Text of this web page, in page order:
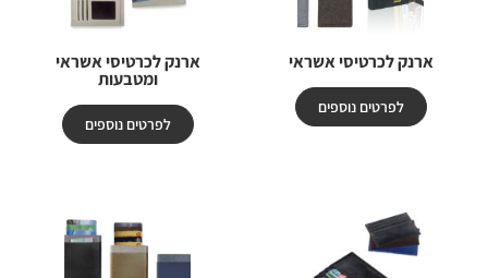
ארנק לכרטיסי אשראי
לפרטים נוספים
ארנק לכרטיסי אשראי
ומטבעות
לפרטים נוספים